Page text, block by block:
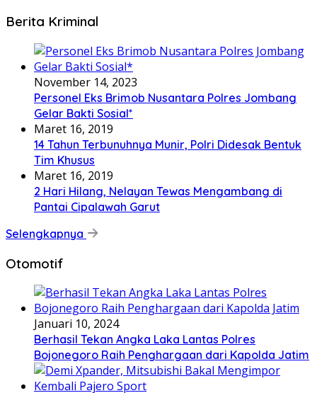
Berita Kriminal
November 14, 2023
Personel Eks Brimob Nusantara Polres Jombang
Gelar Bakti Sosial*
Maret 16, 2019
14 Tahun Terbunuhnya Munir, Polri Didesak Bentuk
Tim Khusus
Maret 16, 2019
2 Hari Hilang, Nelayan Tewas Mengambang di
Pantai Cipalawah Garut
Selengkapnya
Otomotif
Januari 10, 2024
Berhasil Tekan Angka Laka Lantas Polres
Bojonegoro Raih Penghargaan dari Kapolda Jatim